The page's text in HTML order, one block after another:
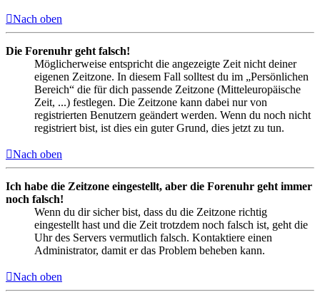
Nach oben
Die Forenuhr geht falsch!
Möglicherweise entspricht die angezeigte Zeit nicht deiner
eigenen Zeitzone. In diesem Fall solltest du im „Persönlichen
Bereich“ die für dich passende Zeitzone (Mitteleuropäische
Zeit, ...) festlegen. Die Zeitzone kann dabei nur von
registrierten Benutzern geändert werden. Wenn du noch nicht
registriert bist, ist dies ein guter Grund, dies jetzt zu tun.
Nach oben
Ich habe die Zeitzone eingestellt, aber die Forenuhr geht immer
noch falsch!
Wenn du dir sicher bist, dass du die Zeitzone richtig
eingestellt hast und die Zeit trotzdem noch falsch ist, geht die
Uhr des Servers vermutlich falsch. Kontaktiere einen
Administrator, damit er das Problem beheben kann.
Nach oben